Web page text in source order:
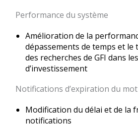
Performance du système
Amélioration de la
dépassements de temps et le
des recherches de GFI dans
d’investissement
Notifications d’expiration du
Modification du délai et de la
notifications